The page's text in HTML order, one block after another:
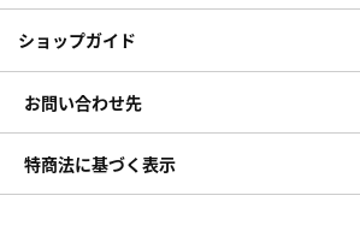
ショップガイド
お問い合わせ先
特商法に基づく表示